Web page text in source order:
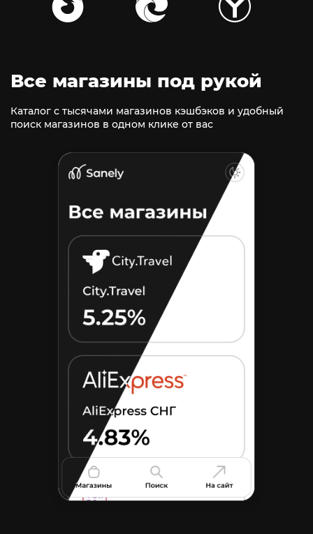
Все магазины под рукой
Каталог с тысячами магазинов кэшбэков и удобный
поиск магазинов в одном клике от вас